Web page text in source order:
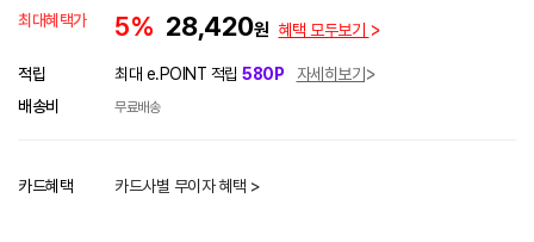
최대혜택가
5% 28,420원 혜택 모두보기
적립 최대 e.POINT 적립 580P
자세히보기
배송비
무료배송
카드혜택 카드사별 무이자 혜택 >